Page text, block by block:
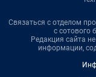
Связаться с отделом
с сотового
Редакция сайта
информации,